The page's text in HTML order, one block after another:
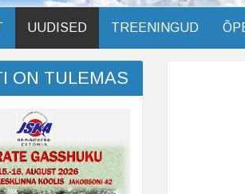
UUDISED TREENINGUD
ON TULEMAS